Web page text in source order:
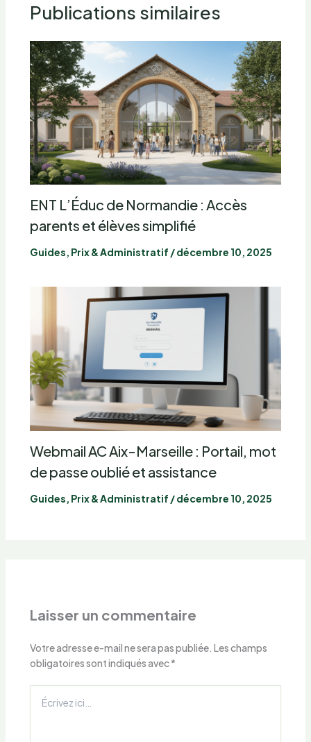
Publications similaires
ENT L’Éduc de Normandie : Accès
parents et élèves simplifié
Guides, Prix & Administratif /décembre 10, 2025
Webmail AC Aix-Marseille : Portail, mot
de passe oublié et assistance
Guides, Prix & Administratif /décembre 10, 2025
Laisser un commentaire
Votre adresse e-mail ne sera pas publiée. Les champs
obligatoires sont indiqués avec*
ici…